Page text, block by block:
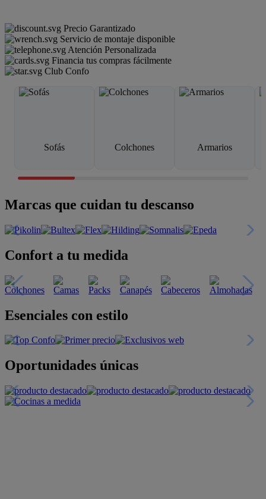
Precio Garantizado
Servicio de montaje disponible
Atención Personalizada
Financia tus compras fácilmente
Club Confo
Sofás Colchones Armarios
Marcas que cuidan tu descanso
Confort a tu medida
Esenciales con estilo
Oportunidades únicas